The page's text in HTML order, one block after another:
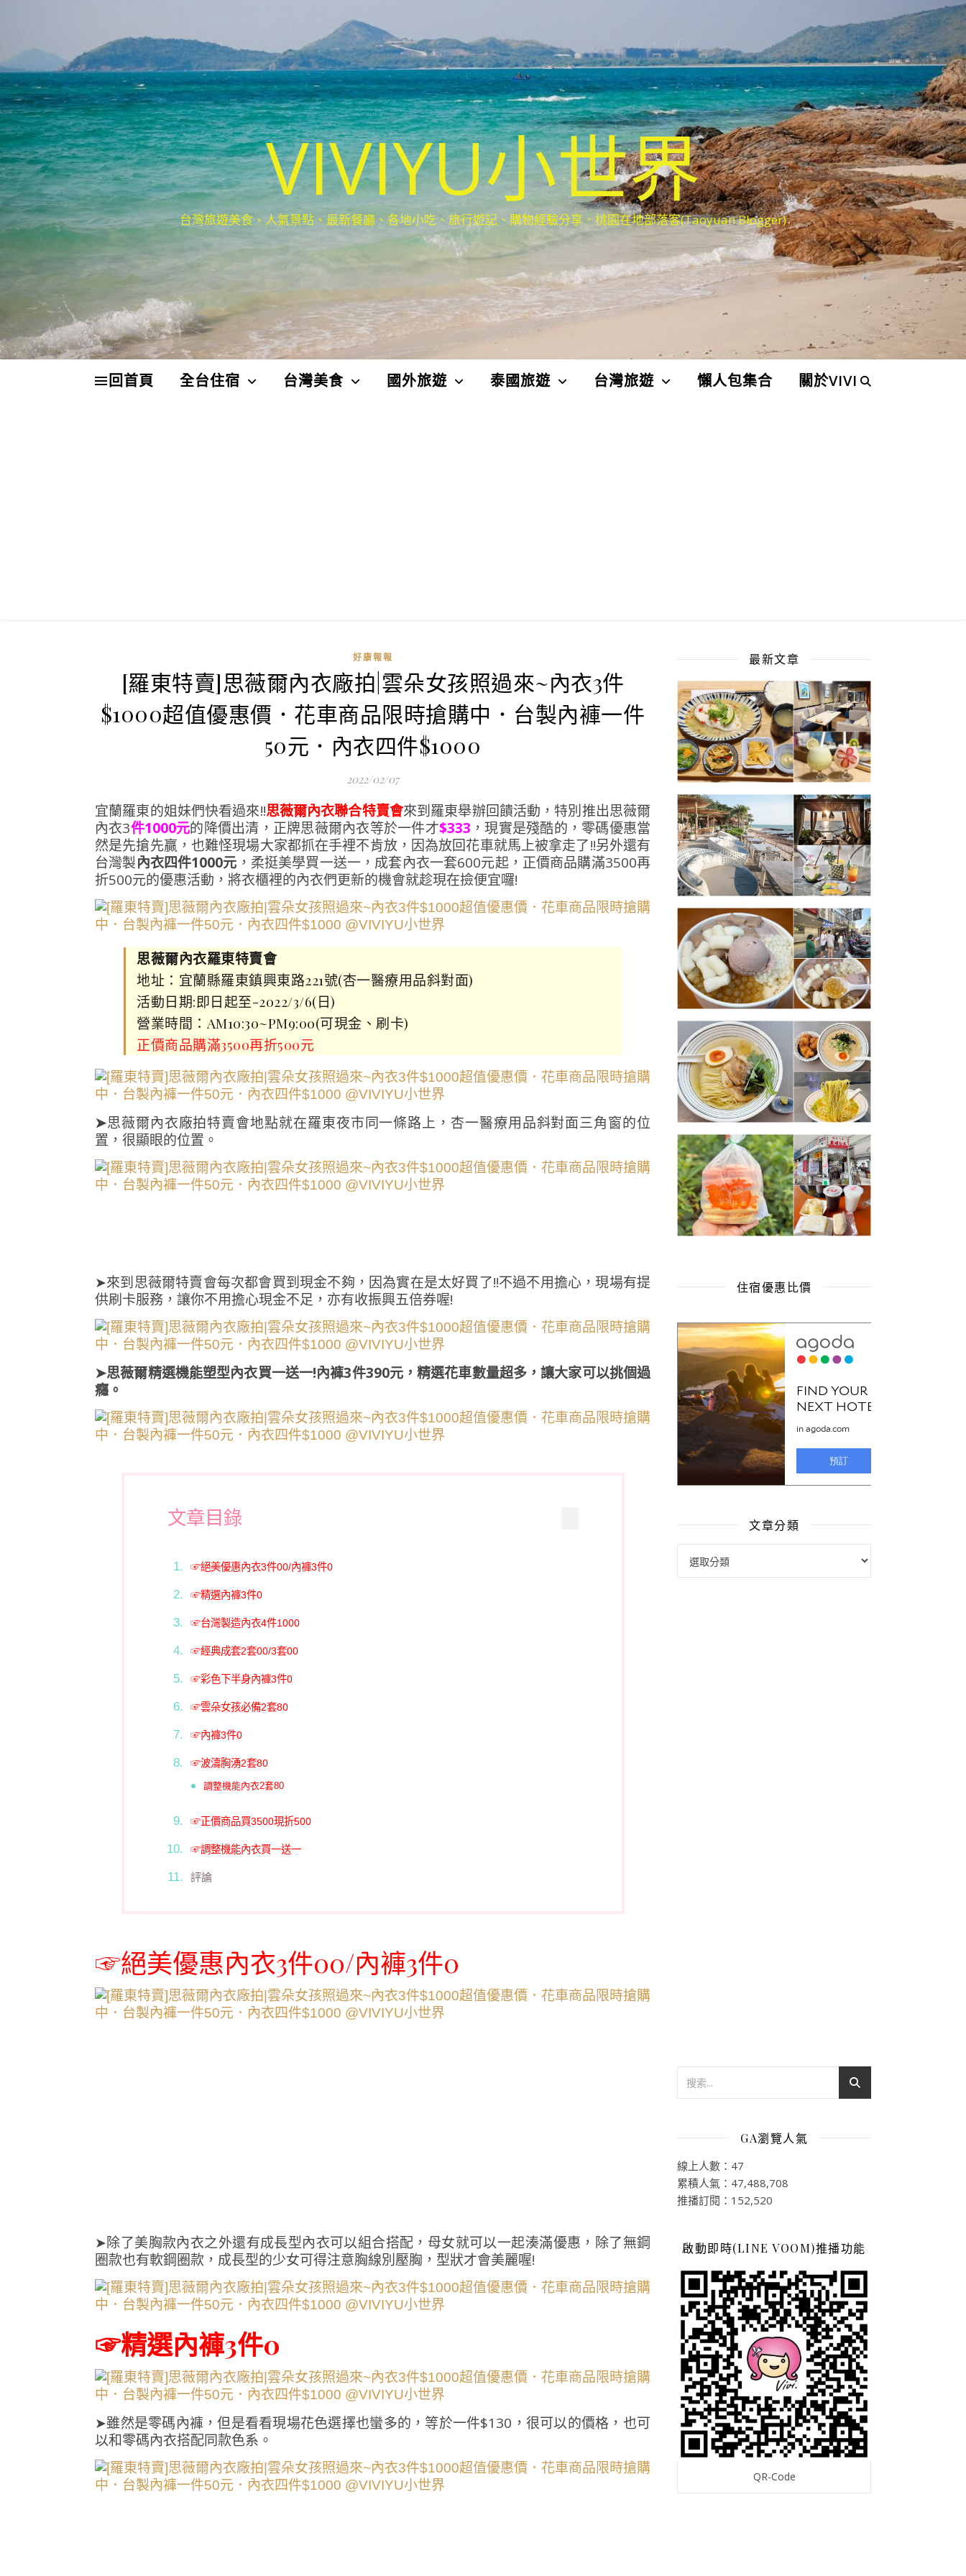
VIVIYU小世界
台灣旅遊美食、人氣景點、最新餐廳、各地小吃、旅行遊記、購物經驗分享．桃園在地部落客(Taoyuan Blogger)
回首頁 全台住宿 台灣美食 國外旅遊 泰國旅遊 台灣旅遊 懶人包集合 關於VIVI
好康報報
[羅東特賣]思薇爾內衣廠拍|雲朵女孩照過來~內衣3件
$1000超值優惠價．花車商品限時搶購中．台製內褲一件
50元．內衣四件$1000
2022/02/07
宜蘭羅東的姐妹們快看過來!!思薇爾內衣聯合特賣會來到羅東舉辦回饋活動，特別推出思薇爾
內衣3件1000元的降價出清，正牌思薇爾內衣等於一件才$333 ，現實是殘酷的，零碼優惠當
然是先搶先贏，也難怪現場大家都抓在手裡不肯放，因為放回花車就馬上被拿走了!!另外還有
台灣製內衣四件1000元 ，柔挺美學買一送一，成套內衣一套600元起，正價商品購滿3500再
折500元的優惠活動，將衣櫃裡的內衣們更新的機會就趁現在撿便宜囉!
思薇爾內衣羅東特賣會
地址：宜蘭縣羅東鎮興東路221號(杏一醫療用品斜對面)
活動日期:即日起至-2022/3/6(日)
營業時間：AM10:30~PM9:00(可現金、刷卡)
正價商品購滿3500再折500元
➤思薇爾內衣廠拍特賣會地點就在羅東夜市同一條路上，杏一醫療用品斜對面三角窗的位
置，很顯眼的位置。
➤來到思薇爾特賣會每次都會買到現金不夠，因為實在是太好買了!!不過不用擔心，現場有提
供刷卡服務，讓你不用擔心現金不足，亦有收振興五倍券喔!
➤思薇爾精選機能塑型內衣買一送一!內褲3件390元，精選花車數量超多，讓大家可以挑個過
癮。
文章目錄
☞絕美優惠內衣3件00/內褲3件0
☞精選內褲3件0
☞台灣製造內衣4件1000
☞經典成套2套00/3套00
☞彩色下半身內褲3件0
☞雲朵女孩必備2套80
☞內褲3件0
☞波濤胸湧2套80
調整機能內衣2套80
☞正價商品買3500現折500
☞調整機能內衣買一送一
評論
☞絕美優惠內衣3件00/內褲3件0
➤除了美胸款內衣之外還有成長型內衣可以組合搭配，母女就可以一起湊滿優惠，除了無鋼
圈款也有軟鋼圈款，成長型的少女可得注意胸線別壓胸，型狀才會美麗喔!
☞精選內褲3件0
➤雖然是零碼內褲，但是看看現場花色選擇也蠻多的，等於一件$130，很可以的價格，也可
以和零碼內衣搭配同款色系。
最新文章
住宿優惠比價
文章分類
GA瀏覽人氣
線上人數：47
累積人氣：47,488,708
推播訂閱：152,520
啟動即時(LINE VOOM)推播功能
QR-Code